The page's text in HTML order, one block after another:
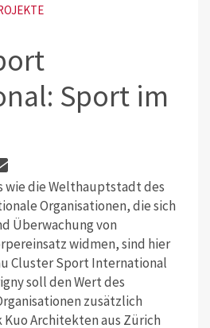
Sport im
wie die Welthauptstadt des
Organisationen, die sich
Überwachung von
widmen, sind hier
Cluster Sport International
soll den Wert des
zusätz­lich
Kuo Architekten aus Zürich